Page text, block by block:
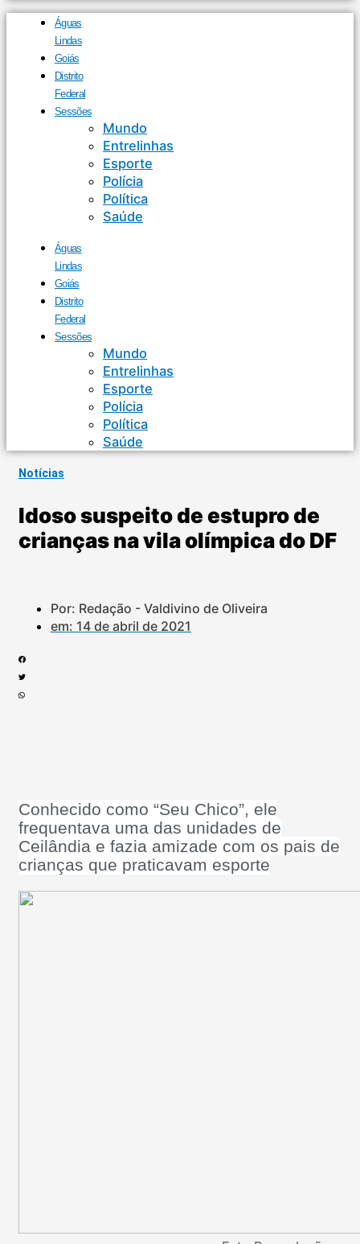
Águas
Lindas
Goiás
Distrito
Federal
Sessões
Mundo
Entrelinhas
Esporte
Polícia
Política
Saúde
Águas
Lindas
Goiás
Distrito
Federal
Sessões
Mundo
Entrelinhas
Esporte
Polícia
Política
Saúde
Notícias
Idoso suspeito de estupro de
crianças na vila olímpica do DF
Por: Redação - Valdivino de Oliveira
em: 14 de abril de 2021
Conhecido como “Seu Chico”, ele
frequentava uma das unidades de
Ceilândia e fazia amizade com os pais de
crianças que praticavam esporte